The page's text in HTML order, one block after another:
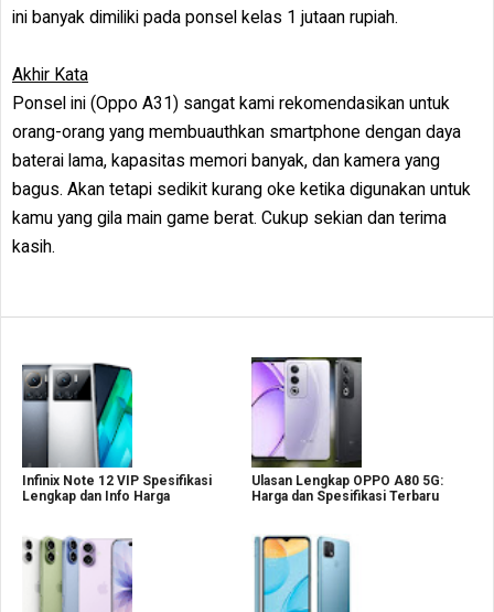
ini banyak dimiliki pada ponsel kelas 1 jutaan rupiah.
Akhir Kata
Ponsel ini (Oppo A31) sangat kami rekomendasikan untuk
orang-orang yang membuauthkan smartphone dengan daya
baterai lama, kapasitas memori banyak, dan kamera yang
bagus. Akan tetapi sedikit kurang oke ketika digunakan untuk
kamu yang gila main game berat. Cukup sekian dan terima
kasih.
Infinix Note 12 VIP Spesifikasi
Lengkap dan Info Harga
Ulasan Lengkap OPPO A80 5G:
Harga dan Spesifikasi Terbaru